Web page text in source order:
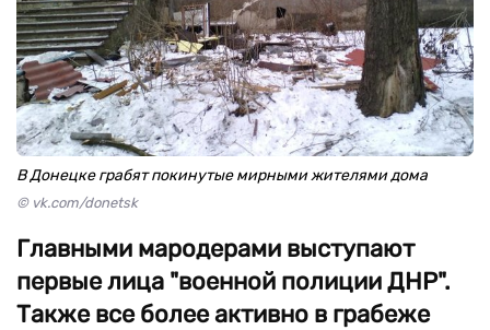
В Донецке грабят покинутые мирными жителями дома
© vk.com/donetsk
Главными мародерами выступают
первые лица "военной полиции ДНР".
Также все более активно в грабеже